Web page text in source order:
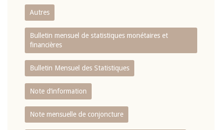
Autres
Bulletin mensuel de statistiques monétaires et
financières
Bulletin Mensuel des Statistiques
Note d’information
Note mensuelle de conjoncture